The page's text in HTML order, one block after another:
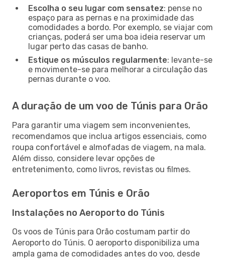
Escolha o seu lugar com sensatez: pense no
espaço para as pernas e na proximidade das
comodidades a bordo. Por exemplo, se viajar com
crianças, poderá ser uma boa ideia reservar um
lugar perto das casas de banho.
Estique os músculos regularmente: levante-se
e movimente-se para melhorar a circulação das
pernas durante o voo.
A duração de um voo de Túnis para Orão
Para garantir uma viagem sem inconvenientes,
recomendamos que inclua artigos essenciais, como
roupa confortável e almofadas de viagem, na mala.
Além disso, considere levar opções de
entretenimento, como livros, revistas ou filmes.
Aeroportos em Túnis e Orão
Instalações no Aeroporto do Túnis
Os voos de Túnis para Orão costumam partir do
Aeroporto do Túnis. O aeroporto disponibiliza uma
ampla gama de comodidades antes do voo, desde